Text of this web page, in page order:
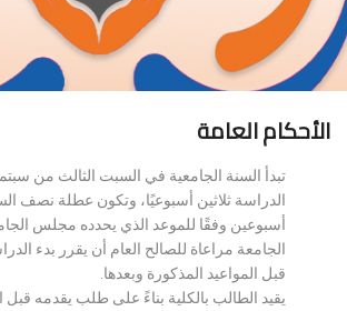
الأحكام العامة
تبدأ السنة الجامعية في السبت الثالث من
الدراسة ثلاثين أسبوعيًا، وتكون عطلة نصف
أسبوعين وفقًا للموعد الذي يحدده مجلس
الجامعة مراعاة للصالح العام أن يقرر بدء
قبل المواعيد المذكورة وبعدها.
يقيد الطالب بالكلية بناءً على طلب يقدمه قبل